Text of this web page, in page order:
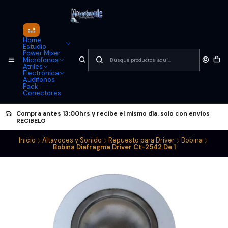
Home
Estudio
Power Mixer
Micrófonos
Atriles
Electrónica
Audifonos
Pack
Conectores
Compra antes 13:00hrs y recibe el mismo día. solo con envios
RECIBELO
Inicio Altavoces y Sonido Repuesto para Driver Bobina
Bobina Diafragma Driver Ct-2542 De 1